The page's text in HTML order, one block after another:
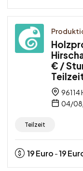
€ /
96114
04/
Teilzeit
19Euro -19